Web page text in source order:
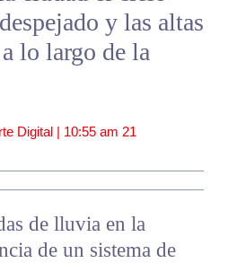
y las altas
lo largo de la
Digital | 10:55 am 21
de lluvia en la
de un sistema de